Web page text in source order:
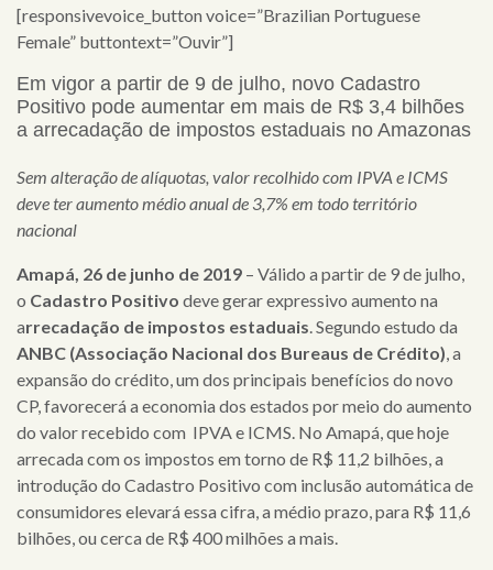
[responsivevoice_button voice=”Brazilian Portuguese
Female” buttontext=”Ouvir”]
Em vigor a partir de 9 de julho, novo Cadastro
Positivo pode aumentar em mais de R$ 3,4 bilhões
a arrecadação de impostos estaduais no Amazonas
Sem alteração de alíquotas, valor recolhido com IPVA e ICMS
deve ter aumento médio anual de 3,7% em todo território
nacional
Amapá, 26 de junho de 2019 – Válido a partir de 9 de julho,
o Cadastro Positivo deve gerar expressivo aumento na
arrecadação de impostos estaduais. Segundo estudo da
ANBC (Associação Nacional dos Bureaus de Crédito), a
expansão do crédito, um dos principais benefícios do novo
CP, favorecerá a economia dos estados por meio do aumento
do valor recebido com IPVA e ICMS. No Amapá, que hoje
arrecada com os impostos em torno de R$ 11,2 bilhões, a
introdução do Cadastro Positivo com inclusão automática de
consumidores elevará essa cifra, a médio prazo, para R$ 11,6
bilhões, ou cerca de R$ 400 milhões a mais.